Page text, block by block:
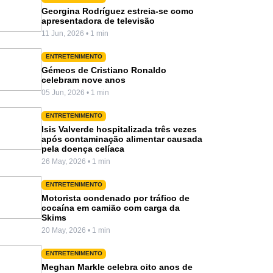
Georgina Rodríguez estreia-se como
apresentadora de televisão
11 Jun, 2026 • 1 min
ENTRETENIMENTO
Gémeos de Cristiano Ronaldo
celebram nove anos
05 Jun, 2026 • 1 min
ENTRETENIMENTO
Isis Valverde hospitalizada três vezes
após contaminação alimentar causada
pela doença celíaca
26 May, 2026 • 1 min
ENTRETENIMENTO
Motorista condenado por tráfico de
cocaína em camião com carga da
Skims
20 May, 2026 • 1 min
ENTRETENIMENTO
Meghan Markle celebra oito anos de